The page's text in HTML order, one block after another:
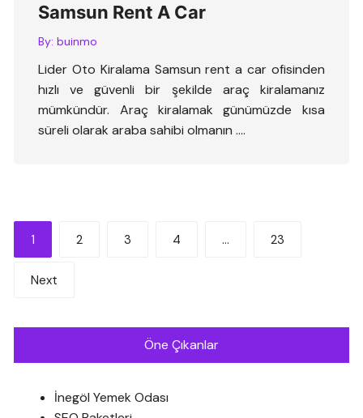
Samsun Rent A Car
By: buinmo
Lider Oto Kiralama Samsun rent a car ofisinden
hızlı ve güvenli bir şekilde araç kiralamanız
mümkündür. Araç kiralamak günümüzde kısa
süreli olarak araba sahibi olmanın ….
Yazı
sayfalandırması
1 2 3 4 … 23
Next
Öne Çıkanlar
İnegöl Yemek Odası